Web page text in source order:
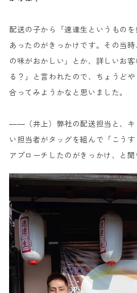
配送の子から「速達生というもの
あったのがきっかけです。その当
の味がおかしい」とか、詳しいお
る？」と言われたので、ちょうど
合ってみようかなと思いました。
――（井上）弊社の配送担当と、
い担当者がタッグを組んで「こう
アプローチしたのがきっかけ、と聞